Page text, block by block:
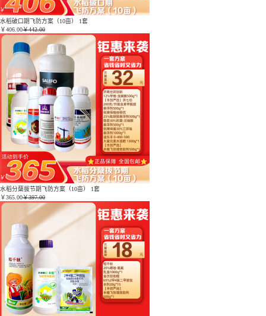
水稻破口期飞防方案（10亩） 1套
￥406.00￥442.00
水稻分蘖拔节期飞防方案（10亩） 1套
￥365.00￥397.00